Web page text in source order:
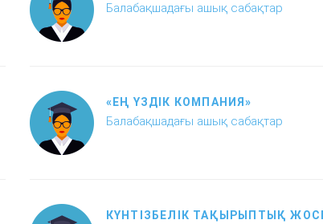
Балабақшадағы ашық сабақтар
«ЕҢ ҮЗДІК КОМПАНИЯ»
Балабақшадағы ашық сабақтар
КҮНТІЗБЕЛІК ТАҚЫРЫПТЫҚ